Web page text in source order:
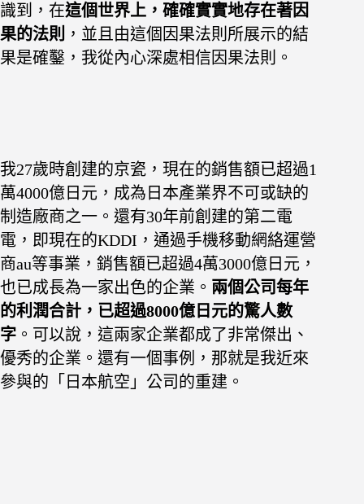
識到，在這個世界上，確確實實地存在著因
果的法則 ，並且由這個因果法則所展示的結
果是確鑿，我從內心深處相信因果法則。
我27歲時創建的京瓷，現在的銷售額已超過1
萬4000億日元，成為日本產業界不可或缺的
制造廠商之一。還有30年前創建的第二電
電，即現在的KDDI，通過手機移動網絡運營
商au等事業，銷售額已超過4萬3000億日 元，
也已成長為一家出色的企業。 兩個公司每年
的利潤合計，已超過8000億日元的驚人數
字 。可以說，這兩家企業都成了非常傑出、
優秀的企業。 還有一個事例，那就是我近來
參與的「日本航空」公司的重建。